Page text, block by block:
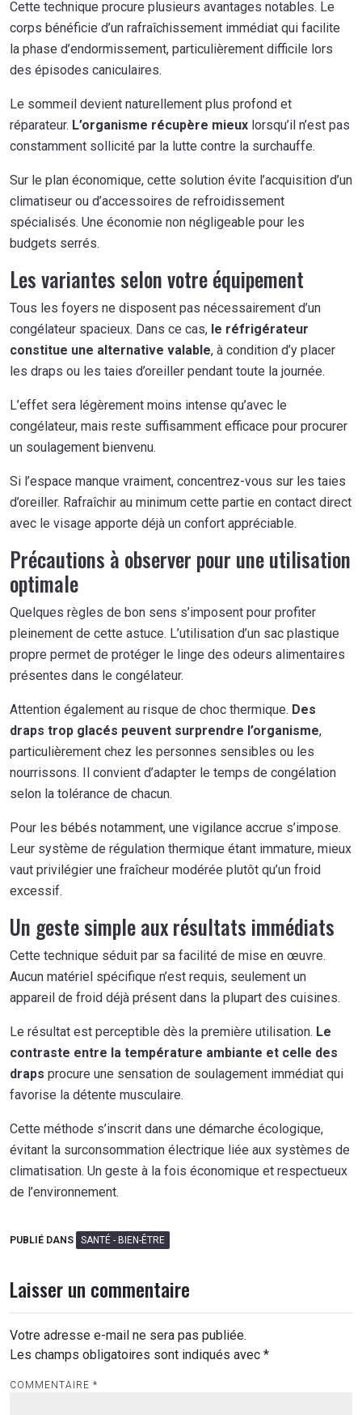
Cette technique procure plusieurs avantages notables. Le
corps bénéficie d’un rafraîchissement immédiat qui facilite
la phase d’endormissement, particulièrement difficile lors
des épisodes caniculaires.
Le sommeil devient naturellement plus profond et
réparateur. L’organisme récupère mieux lorsqu’il n’est pas
constamment sollicité par la lutte contre la surchauffe.
Sur le plan économique, cette solution évite l’acquisition d’un
climatiseur ou d’accessoires de refroidissement
spécialisés. Une économie non négligeable pour les
budgets serrés.
Les variantes selon votre équipement
Tous les foyers ne disposent pas nécessairement d’un
congélateur spacieux. Dans ce cas, le réfrigérateur
constitue une alternative valable, à condition d’y placer
les draps ou les taies d’oreiller pendant toute la journée.
L’effet sera légèrement moins intense qu’avec le
congélateur, mais reste suffisamment efficace pour procurer
un soulagement bienvenu.
Si l’espace manque vraiment, concentrez-vous sur les taies
d’oreiller. Rafraîchir au minimum cette partie en contact direct
avec le visage apporte déjà un confort appréciable.
Précautions à observer pour une utilisation
optimale
Quelques règles de bon sens s’imposent pour profiter
pleinement de cette astuce. L’utilisation d’un sac plastique
propre permet de protéger le linge des odeurs alimentaires
présentes dans le congélateur.
Attention également au risque de choc thermique. Des
draps trop glacés peuvent surprendre l’organisme,
particulièrement chez les personnes sensibles ou les
nourrissons. Il convient d’adapter le temps de congélation
selon la tolérance de chacun.
Pour les bébés notamment, une vigilance accrue s’impose.
Leur système de régulation thermique étant immature, mieux
vaut privilégier une fraîcheur modérée plutôt qu’un froid
excessif.
Un geste simple aux résultats immédiats
Cette technique séduit par sa facilité de mise en œuvre.
Aucun matériel spécifique n’est requis, seulement un
appareil de froid déjà présent dans la plupart des cuisines.
Le résultat est perceptible dès la première utilisation. Le
contraste entre la température ambiante et celle des
draps procure une sensation de soulagement immédiat qui
favorise la détente musculaire.
Cette méthode s’inscrit dans une démarche écologique,
évitant la surconsommation électrique liée aux systèmes de
climatisation. Un geste à la fois économique et respectueux
de l’environnement.
PUBLIÉ DANS SANTÉ - BIEN-ÊTRE
Laisser un commentaire
Votre adresse e-mail ne sera pas publiée.
Les champs obligatoires sont indiqués avec *
COMMENTAIRE *